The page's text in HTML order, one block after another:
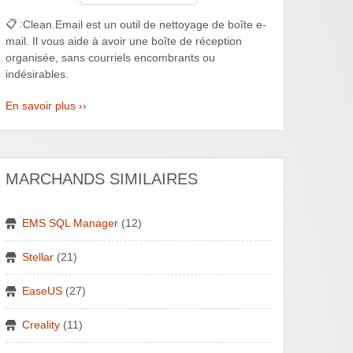
📋 :Clean.Email est un outil de nettoyage de boîte e-
mail. Il vous aide à avoir une boîte de réception
organisée, sans courriels encombrants ou
indésirables.
En savoir plus ››
MARCHANDS SIMILAIRES
EMS SQL Manager (12)
Stellar (21)
EaseUS (27)
Creality (11)